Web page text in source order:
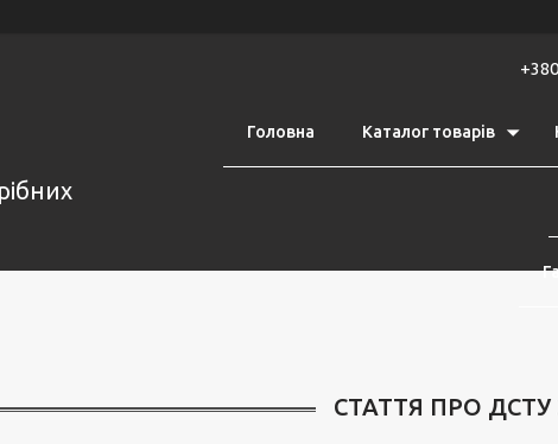
Головна Каталог товарів
СТАТТЯ ПРО ДСТУ